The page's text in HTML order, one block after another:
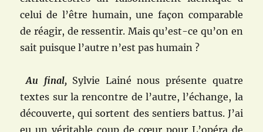
celui de l’être humain, une façon comparable
de réagir, de ressentir. Mais qu’est-ce qu’on en
sait puisque l’autre n’est pas humain ?
Au final,Sylvie Lainé nous présente quatre
textes sur la rencontre de l’autre, l’échange, la
découverte, qui sortent des sentiers battus. J’ai